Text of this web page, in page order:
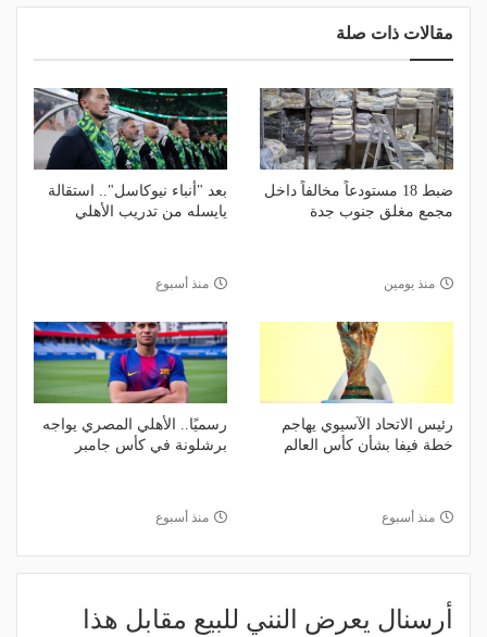
مقالات ذات صلة
ضبط 18 مستودعاً مخالفاً داخل
مجمع مغلق جنوب جدة
منذ يومين
بعد "أنباء نيوكاسل".. استقالة
يايسله من تدريب الأهلي
منذ أسبوع
رئيس الاتحاد الآسيوي يهاجم
خطة فيفا بشأن كأس العالم
منذ أسبوع
رسميًا.. الأهلي المصري يواجه
برشلونة في كأس جامبر
منذ أسبوع
أرسنال يعرض النني للبيع مقابل هذا